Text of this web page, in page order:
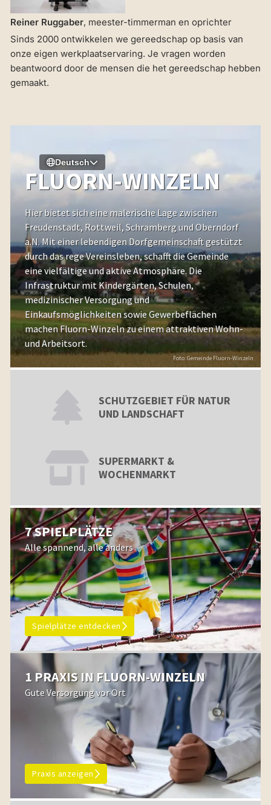
Reiner Ruggaber, meester-timmerman en oprichter
Sinds 2000 ontwikkelen we gereedschap op basis van
onze eigen werkplaatservaring. Je vragen worden
beantwoord door de mensen die het gereedschap hebben
gemaakt.